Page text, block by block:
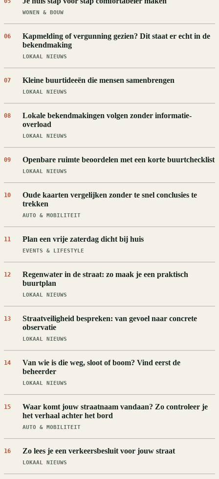
WONEN & BOUW
06
Kapmelding of vergunning gezien? Dit staat er echt in de
bekendmaking
LOKAAL NIEUWS
07 Kleine buurtideeën die mensen samenbrengen
LOKAAL NIEUWS
08
Lokale bekendmakingen volgen zonder informatie-
overload
LOKAAL NIEUWS
09 Openbare ruimte beoordelen met een korte buurtchecklist
LOKAAL NIEUWS
10
Oude kaarten vergelijken zonder te snel conclusies te
trekken
AUTO & MOBILITEIT
11 Plan een vrije zaterdag dicht bij huis
EVENTS & LIFESTYLE
12
Regenwater in de straat: zo maak je een praktisch
buurtplan
LOKAAL NIEUWS
13
Straatveiligheid bespreken: van gevoel naar concrete
observatie
LOKAAL NIEUWS
14
Van wie is die weg, sloot of boom? Vind eerst de
beheerder
LOKAAL NIEUWS
15
Waar komt jouw straatnaam vandaan? Zo controleer je
het verhaal achter het bord
AUTO & MOBILITEIT
16 Zo lees je een verkeersbesluit voor jouw straat
LOKAAL NIEUWS